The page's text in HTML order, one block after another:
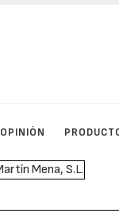
OPINIÓN